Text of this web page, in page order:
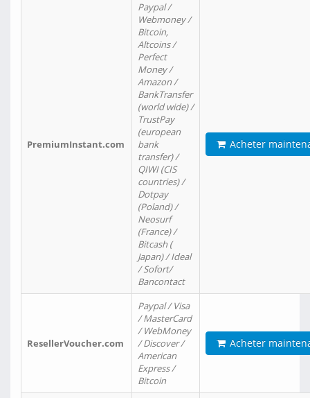
PremiumInstant.com
Paypal /
Webmoney /
Bitcoin,
Altcoins /
Perfect
Money /
Amazon /
BankTransfer
(world wide) /
TrustPay
(european
bank
transfer) /
QIWI (CIS
countries) /
Dotpay
(Poland) /
Neosurf
(France) /
Bitcash (
Japan) / Ideal
/ Sofort/
Bancontact
Acheter
ResellerVoucher.com
Paypal / Visa
/ MasterCard
/ WebMoney
/ Discover /
American
Express /
Bitcoin
Acheter